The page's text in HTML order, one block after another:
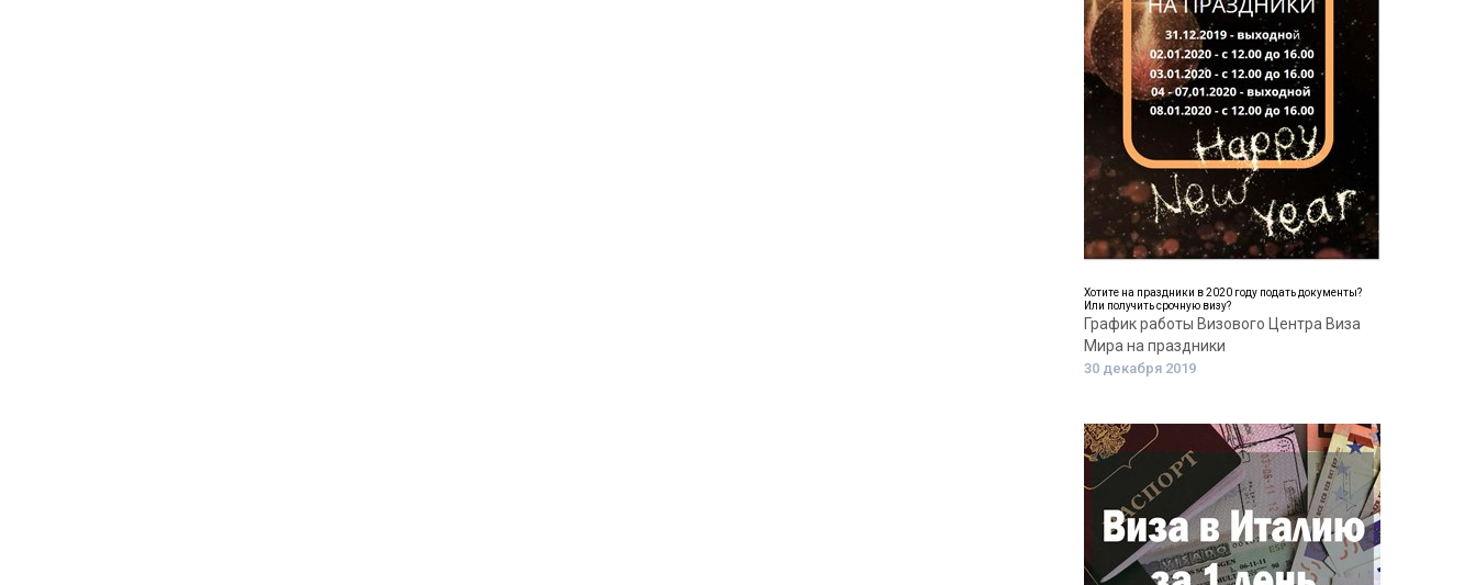
Хотите на праздники в 2020 году подать документы?
Или получить срочную визу?
График работы Визового Центра Виза
Мира на праздники
30 декабря 2019